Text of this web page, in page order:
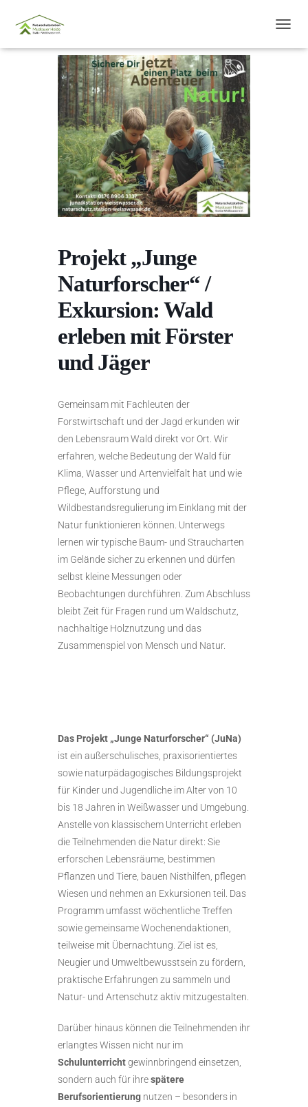
A
Projekt „Junge
Naturforscher“ /
Exkursion: Wald
erleben mit Förster
und Jäger
Gemeinsam mit Fachleuten der
Forstwirtschaft und der Jagd erkunden wir
den Lebensraum Wald direkt vor Ort. Wir
erfahren, welche Bedeutung der Wald für
Klima, Wasser und Artenvielfalt hat und wie
Pflege, Aufforstung und
Wildbestandsregulierung im Einklang mit der
Natur funktionieren können. Unterwegs
lernen wir typische Baum- und Straucharten
im Gelände sicher zu erkennen und dürfen
selbst kleine Messungen oder
Beobachtungen durchführen. Zum Abschluss
bleibt Zeit für Fragen rund um Waldschutz,
nachhaltige Holznutzung und das
Zusammenspiel von Mensch und Natur.
Das Projekt „Junge Naturforscher“ (JuNa)
ist ein außerschulisches, praxisorientiertes
sowie naturpädagogisches Bildungsprojekt
für Kinder und Jugendliche im Alter von 10
bis 18 Jahren in Weißwasser und Umgebung.
Anstelle von klassischem Unterricht erleben
die Teilnehmenden die Natur direkt: Sie
erforschen Lebensräume, bestimmen
Pflanzen und Tiere, bauen Nisthilfen, pflegen
Wiesen und nehmen an Exkursionen teil. Das
Programm umfasst wöchentliche Treffen
sowie gemeinsame Wochenendaktionen,
teilweise mit Übernachtung. Ziel ist es,
Neugier und Umweltbewusstsein zu fördern,
praktische Erfahrungen zu sammeln und
Natur- und Artenschutz aktiv mitzugestalten.
Darüber hinaus können die Teilnehmenden ihr
erlangtes Wissen nicht nur im
Schulunterrichtgewinnbringend einsetzen,
sondern auch für ihrespätere
Berufsorientierung nutzen – besonders in